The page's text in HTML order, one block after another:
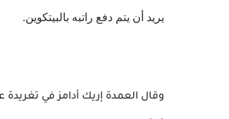
يريد أن يتم دفع راتبه بالبيتكوين.
وقال العمدة إريك أدامز في